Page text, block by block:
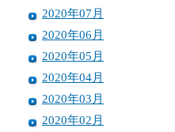
2020年07月
2020年06月
2020年05月
2020年04月
2020年03月
2020年02月